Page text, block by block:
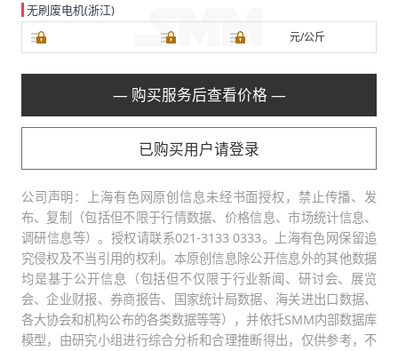
无刷废电机(浙江)
元/公斤
— 购买服务后查看价格 —
已购买用户请登录
公司声明：上海有色网原创信息未经书面授权，禁止传播、发
布、复制（包括但不限于行情数据、价格信息、市场统计信息、
调研信息等）。授权请联系021-3133 0333。上海有色网保留追
究侵权及不当引用的权利。本原创信息除公开信息外的其他数据
均是基于公开信息（包括但不仅限于行业新闻、研讨会、展览
会、企业财报、券商报告、国家统计局数据、海关进出口数据、
各大协会和机构公布的各类数据等等），并依托SMM内部数据库
模型，由研究小组进行综合分析和合理推断得出，仅供参考，不